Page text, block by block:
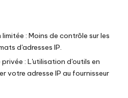
: Moins de contrôle sur les
d'adresses IP.
: L'utilisation d'outils en
votre adresse IP au fournisseur